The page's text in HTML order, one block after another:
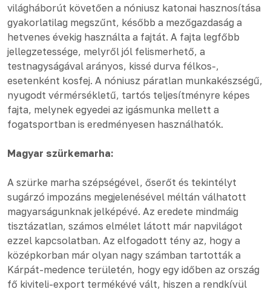
világháborút követően a nóniusz katonai hasznosítása
gyakorlatilag megszűnt, később a mezőgazdaság a
hetvenes évekig használta a fajtát. A fajta legfőbb
jellegzetessége, melyről jól felismerhető, a
testnagyságával arányos, kissé durva félkos-,
esetenként kosfej. A nóniusz páratlan munkakészségű,
nyugodt vérmérsékletű, tartós teljesítményre képes
fajta, melynek egyedei az igásmunka mellett a
fogatsportban is eredményesen használhatók.
Magyar szürkemarha:
A szürke marha szépségével, őserőt és tekintélyt
sugárzó impozáns megjelenésével méltán válhatott
magyarságunknak jelképévé. Az eredete mindmáig
tisztázatlan, számos elmélet látott már napvilágot
ezzel kapcsolatban. Az elfogadott tény az, hogy a
középkorban már olyan nagy számban tartották a
Kárpát-medence területén, hogy egy időben az ország
fő kiviteli-export termékévé vált, hiszen a rendkívül